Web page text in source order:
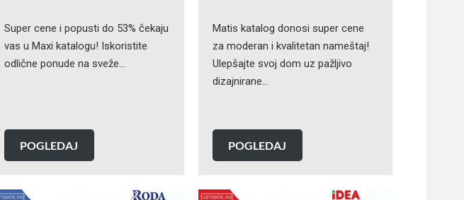
Super cene i popusti do 53% čekaju
vas u Maxi katalogu! Iskoristite
odlične ponude na sveže…
POGLEDAJ
Matis katalog donosi super cene
za moderan i kvalitetan nameštaj!
Ulepšajte svoj dom uz pažljivo
dizajnirane…
POGLEDAJ